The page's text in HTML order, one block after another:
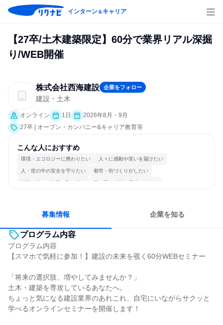
インターン＆キャリア
【27卒/土木建築限定】60分で業界リアル深掘
り/WEB開催
株式会社西海建設 企業をフォロー
建設・土木
オンライン 1日
2026年8月・9月
27卒 | オープン・カンパニー&キャリア教育等
こんな人におすすめ
環境・エコロジーに携わりたい 人々に感動や笑いを届けたい
人・世の中の安全を守りたい 都市・街づくりがしたい
情熱を持って仕事に取り組む 長く同じ会社に居続けられる
募集情報 企業を知る
プログラム内容
プログラム内容
【スマホで気軽に参加！】建設の未来を覗く60分WEBセミナー
「将来の選択肢、増やしてみませんか？」
土木・建築を専攻しているあなたへ。
ちょっと気になる建設業界のあれこれ、自宅にいながらサクッと
学べるオンラインセミナーを開催します！